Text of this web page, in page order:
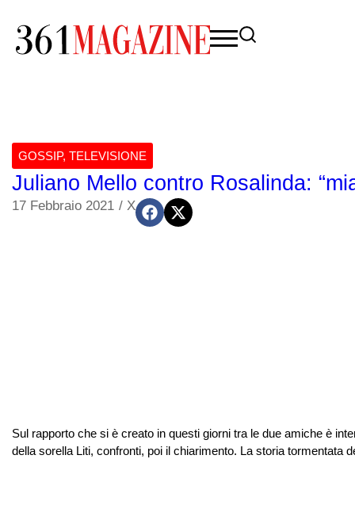
GOSSIP, TELEVISIONE
Juliano Mello contro Rosalinda:
17 Febbraio 2021 / X
Sul rapporto che si è creato in questi giorni tra le due amiche è
della sorella Liti, confronti, poi il chiarimento. La storia tormentata